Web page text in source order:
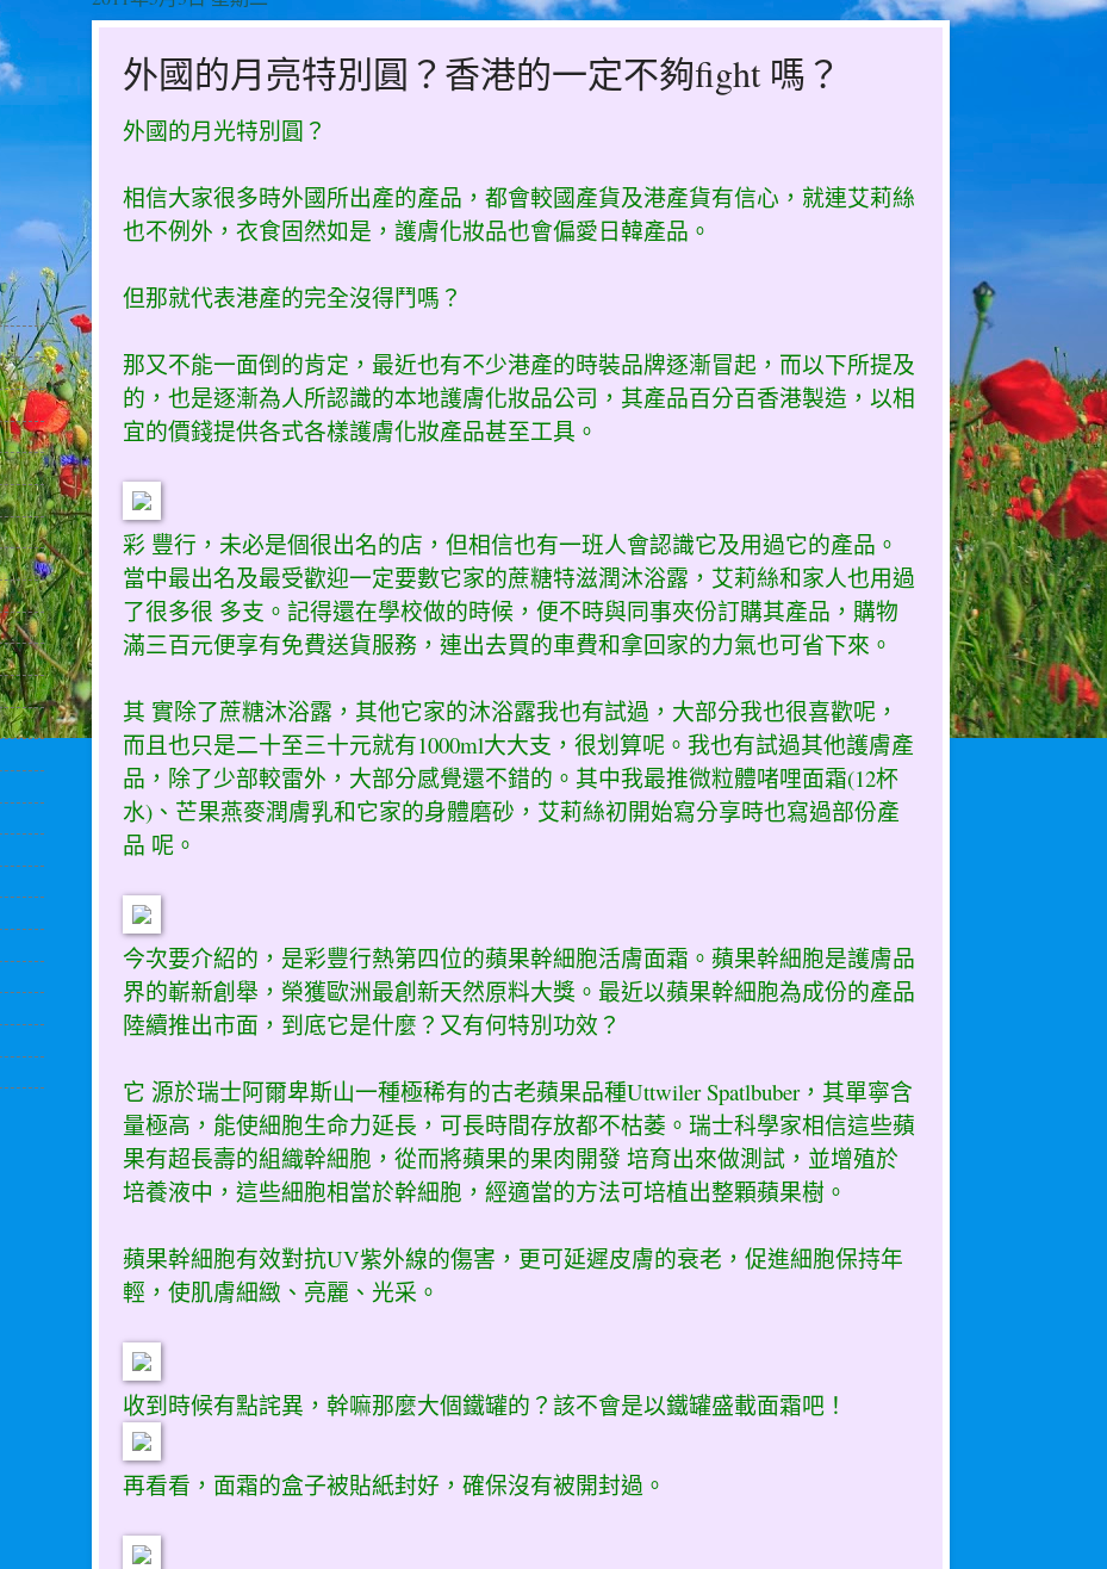
外國的月亮特別圓？香港的一定不夠fight 嗎？
外國的月光特別圓？
相信大家很多時外國所出產的產品，都會較國產貨及港產貨有信心，就連艾莉絲
也不例外，衣食固然如是，護膚化妝品也會偏愛日韓產品。
但那就代表港產的完全沒得鬥嗎？
那又不能一面倒的肯定，最近也有不少港產的時裝品牌逐漸冒起，而以下所提及
的，也是逐漸為人所認識的本地護膚化妝品公司，其產品百分百香港製造，以相
宜的價錢提供各式各樣護膚化妝產品甚至工具。
彩 豐行，未必是個很出名的店，但相信也有一班人會認識它及用過它的產品。
當中最出名及最受歡迎一定要數它家的蔗糖特滋潤沐浴露，艾莉絲和家人也用過
了很多很 多支。記得還在學校做的時候，便不時與同事夾份訂購其產品，購物
滿三百元便享有免費送貨服務，連出去買的車費和拿回家的力氣也可省下來。
其 實除了蔗糖沐浴露，其他它家的沐浴露我也有試過，大部分我也很喜歡呢，
而且也只是二十至三十元就有1000ml大大支，很划算呢。我也有試過其他護膚產
品，除了少部較雷外，大部分感覺還不錯的。其中我最推微粒體啫哩面霜(12杯
水)、芒果燕麥潤膚乳和它家的身體磨砂，艾莉絲初開始寫分享時也寫過部份產
品 呢。
今次要介紹的，是彩豐行熱第四位的蘋果幹細胞活膚面霜。蘋果幹細胞是護膚品
界的嶄新創舉，榮獲歐洲最創新天然原料大獎。最近以蘋果幹細胞為成份的產品
陸續推出市面，到底它是什麼？又有何特別功效？
它 源於瑞士阿爾卑斯山一種極稀有的古老蘋果品種Uttwiler Spatlbuber，其單寧含
量極高，能使細胞生命力延長，可長時間存放都不枯萎。瑞士科學家相信這些蘋
果有超長壽的組織幹細胞，從而將蘋果的果肉開發 培育出來做測試，並增殖於
培養液中，這些細胞相當於幹細胞，經適當的方法可培植出整顆蘋果樹。
蘋果幹細胞有效對抗UV紫外線的傷害，更可延遲皮膚的衰老，促進細胞保持年
輕，使肌膚細緻、亮麗、光采。
收到時候有點詫異，幹嘛那麼大個鐵罐的？該不會是以鐵罐盛載面霜吧！
再看看，面霜的盒子被貼紙封好，確保沒有被開封過。